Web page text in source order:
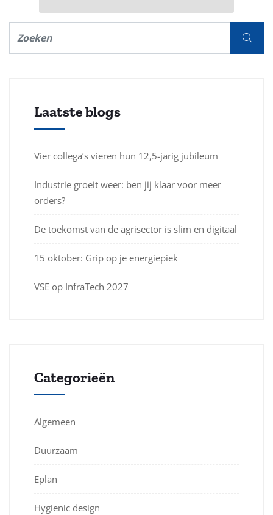
Laatste blogs
Vier collega’s vieren hun 12,5-jarig jubileum
Industrie groeit weer: ben jij klaar voor meer
orders?
De toekomst van de agrisector is slim en digitaal
15 oktober: Grip op je energiepiek
VSE op InfraTech 2027
Categorieën
Algemeen
Duurzaam
Eplan
Hygienic design